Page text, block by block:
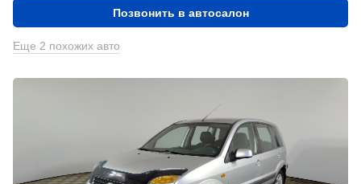
Позвонить в автосалон
Еще 2 похожих авто